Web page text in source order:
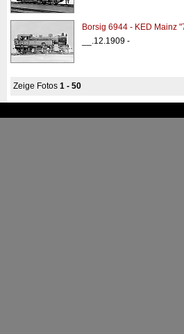
Borsig 6944 - KED Mainz
__.12.1909 -
Zeige Fotos 1 - 50